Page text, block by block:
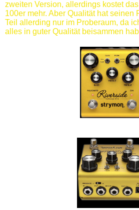
zweiten Version, allerdings kostet
100er mehr. Aber Qualität hat seinen
Teil allerding nur im Proberaum, da
alles in guter Qualität beisammen